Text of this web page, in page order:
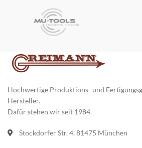
Hochwertige Produktions- und
Hersteller.
Dafür stehen wir seit 1984.
Stockdorfer Str. 4, 81475 München